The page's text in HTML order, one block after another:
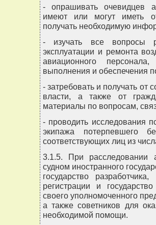
- опрашивать очевидцев
имеют или могут иметь
получать необходимую
- изучать все вопросы
эксплуатации и ремонта
авиационного
выполнения и обеспечения
- затребовать и получать от
власти, а также от
материалы по вопросам,
- проводить исследования
экипажа потерпевшего
соответствующих лиц из
3.1.5. При расследовании
судном иностранного
государство разработчика,
регистрации и
своего уполномоченного
а также советников для
необходимой помощи.